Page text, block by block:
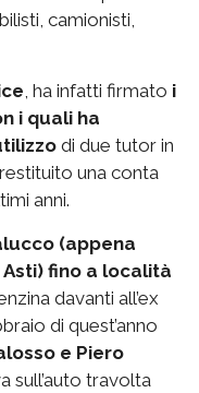
camionisti,
, ha infatti firmato i
i quali ha
di due tutor in
una conta
anni.
(appena
fino a località
davanti all’ex
di quest’anno
e Piero
sull’auto travolta